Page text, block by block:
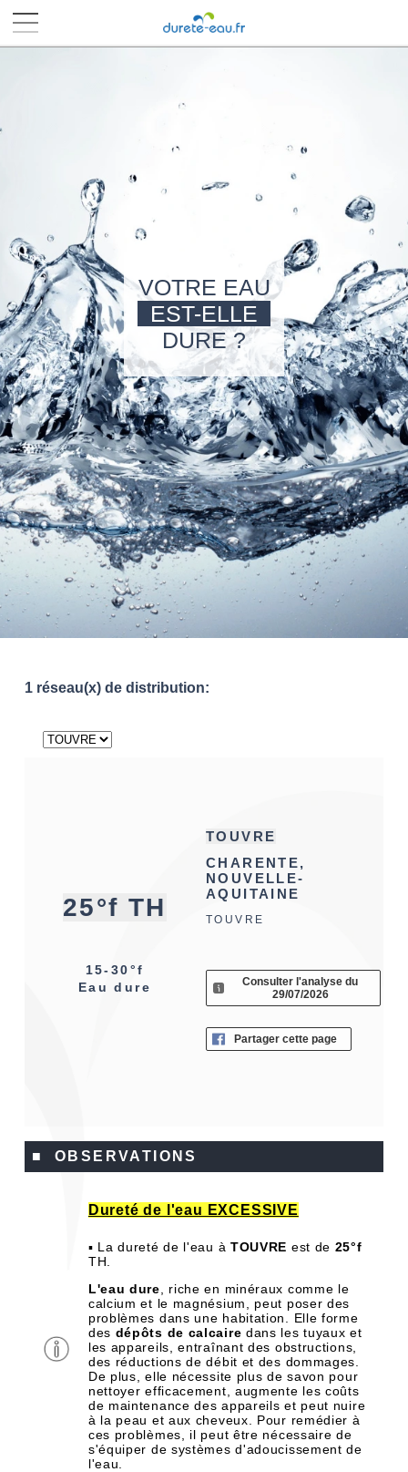
VOTRE EAU
EST-ELLE
DURE ?
1 réseau(x) de distribution:
25°f TH
15-30°f
Eau dure
TOUVRE
CHARENTE,
NOUVELLE-
AQUITAINE
TOUVRE
Consulter l'analyse du
29/07/2026
Partager cette page
■ OBSERVATIONS
Dureté de l'eau EXCESSIVE
▪ La dureté de l'eau à TOUVRE est de 25°f
TH.
L'eau dure , riche en minéraux comme le
calcium et le magnésium, peut poser des
problèmes dans une habitation. Elle forme
des dépôts de calcaire dans les tuyaux et
les appareils, entraînant des obstructions,
des réductions de débit et des dommages.
De plus, elle nécessite plus de savon pour
nettoyer efficacement, augmente les coûts
de maintenance des appareils et peut nuire
à la peau et aux cheveux. Pour remédier à
ces problèmes, il peut être nécessaire de
s'équiper de systèmes d'adoucissement de
l'eau.